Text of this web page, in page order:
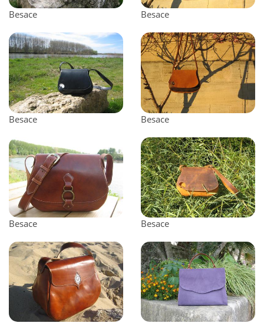
Besace Besace
Besace Besace
Besace Besace